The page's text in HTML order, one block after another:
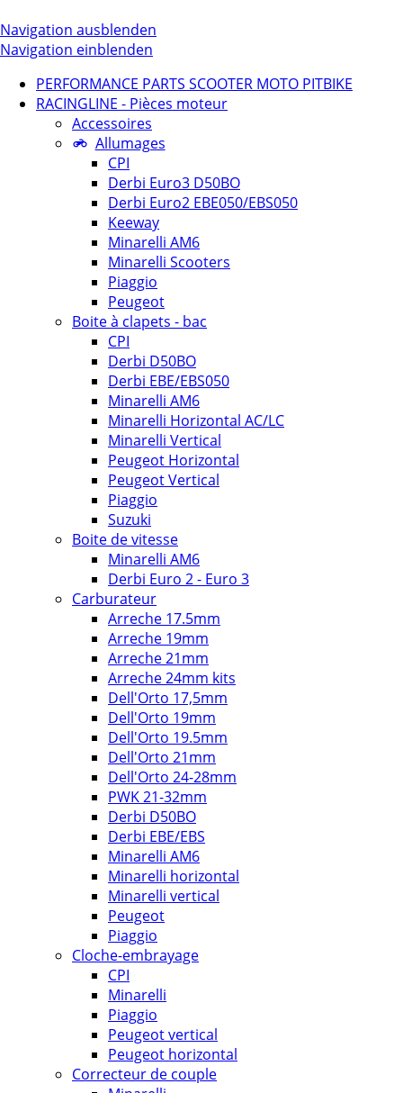
Navigation ausblenden
Navigation einblenden
PERFORMANCE PARTS SCOOTER MOTO PITBIKE
RACINGLINE - Pièces moteur
Accessoires
Allumages
CPI
Derbi Euro3 D50BO
Derbi Euro2 EBE050/EBS050
Keeway
Minarelli AM6
Minarelli Scooters
Piaggio
Peugeot
Boite à clapets - bac
CPI
Derbi D50BO
Derbi EBE/EBS050
Minarelli AM6
Minarelli Horizontal AC/LC
Minarelli Vertical
Peugeot Horizontal
Peugeot Vertical
Piaggio
Suzuki
Boite de vitesse
Minarelli AM6
Derbi Euro 2 - Euro 3
Carburateur
Arreche 17.5mm
Arreche 19mm
Arreche 21mm
Arreche 24mm kits
Dell'Orto 17,5mm
Dell'Orto 19mm
Dell'Orto 19.5mm
Dell'Orto 21mm
Dell'Orto 24-28mm
PWK 21-32mm
Derbi D50BO
Derbi EBE/EBS
Minarelli AM6
Minarelli horizontal
Minarelli vertical
Peugeot
Piaggio
Cloche-embrayage
CPI
Minarelli
Piaggio
Peugeot vertical
Peugeot horizontal
Correcteur de couple